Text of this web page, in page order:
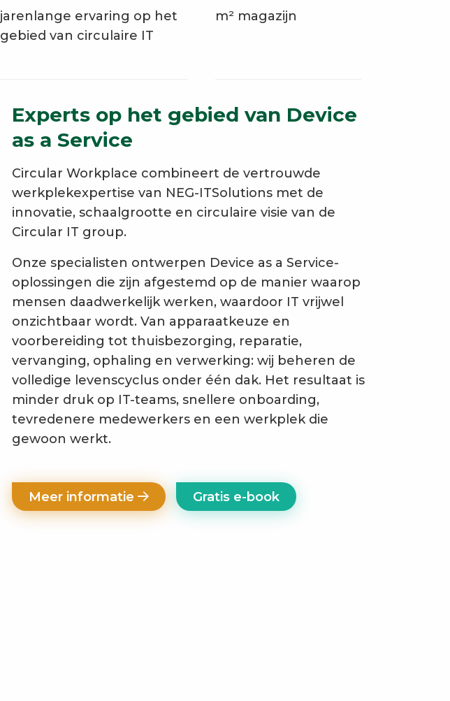
jarenlange ervaring op het
gebied van circulaire IT
m² magazijn
Experts op het gebied van Device
as a Service
Circular Workplace combineert de vertrouwde
werkplekexpertise van NEG-ITSolutions met de
innovatie, schaalgrootte en circulaire visie van de
Circular IT group.
Onze specialisten ontwerpen Device as a Service-
oplossingen die zijn afgestemd op de manier waarop
mensen daadwerkelijk werken, waardoor IT vrijwel
onzichtbaar wordt. Van apparaatkeuze en
voorbereiding tot thuisbezorging, reparatie,
vervanging, ophaling en verwerking: wij beheren de
volledige levenscyclus onder één dak. Het resultaat is
minder druk op IT-teams, snellere onboarding,
tevredenere medewerkers en een werkplek die
gewoon werkt.
Meer informatie Gratis e-book